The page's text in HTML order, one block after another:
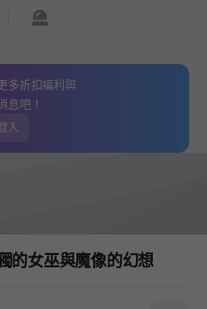
기신고하기
多折扣福利與
息吧！
入
的女巫與魔像的幻想